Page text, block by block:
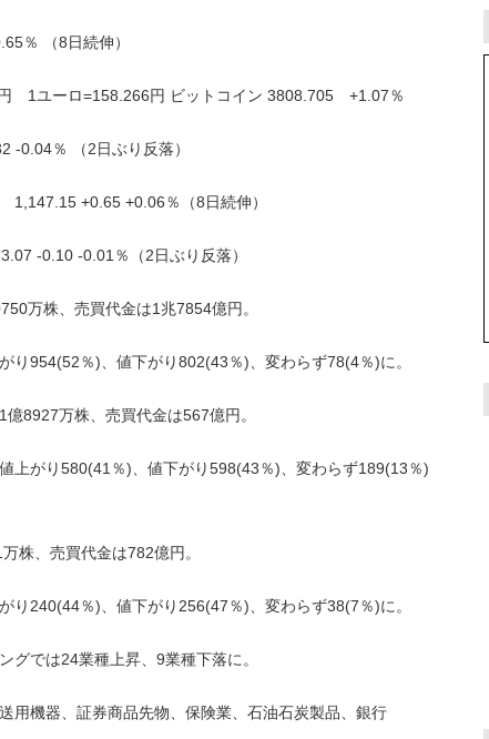
％ （8日続伸）
1ユーロ=158.266円 ビットコイン 3808.705 +1.07％
0.04％ （2日ぶり反落）
+0.65 +0.06％（8日続伸）
-0.10 -0.01％（2日ぶり反落）
万株、売買代金は1兆7854億円。
り954(52％)、値下がり802(43％)、変わらず78(4％)に。
8927万株、売買代金は567億円。
上がり580(41％)、値下がり598(43％)、変わらず189(13％)
株、売買代金は782億円。
り240(44％)、値下がり256(47％)、変わらず38(7％)に。
グでは24業種上昇、9業種下落に。
用機器、証券商品先物、保険業、石油石炭製品、銀行